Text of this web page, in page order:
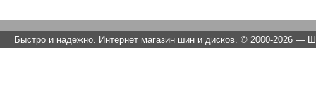
Быстро и надежно. Интернет магазин шин и дисков. © 2000-2026 —